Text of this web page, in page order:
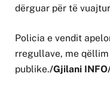
dërguar për të
Policia e vendit
rregullave, me
publike./Gjilani